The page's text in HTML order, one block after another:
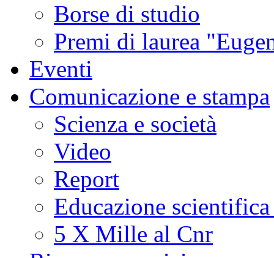
Borse di studio
Premi di laurea
Eventi
Comunicazione e stampa
Scienza e società
Video
Report
Educazione
5 X Mille al Cnr